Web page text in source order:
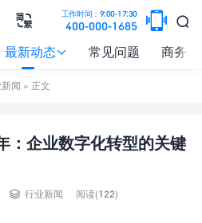

工作时间：9:00-17:30
400-000-1685 

最新动态 常见问题 商务
闻 » 正文
：企业数字化转型的关键
 行业新闻 阅读(122)